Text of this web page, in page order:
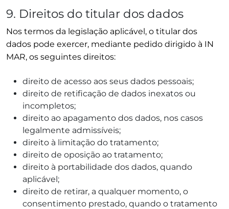
9. Direitos do titular dos dados
Nos termos da legislação aplicável, o titular dos
dados pode exercer, mediante pedido dirigido à IN
MAR, os seguintes direitos:
direito de acesso aos seus dados pessoais;
direito de retificação de dados inexatos ou
incompletos;
direito ao apagamento dos dados, nos casos
legalmente admissíveis;
direito à limitação do tratamento;
direito de oposição ao tratamento;
direito à portabilidade dos dados, quando
aplicável;
direito de retirar, a qualquer momento, o
consentimento prestado, quando o tratamento